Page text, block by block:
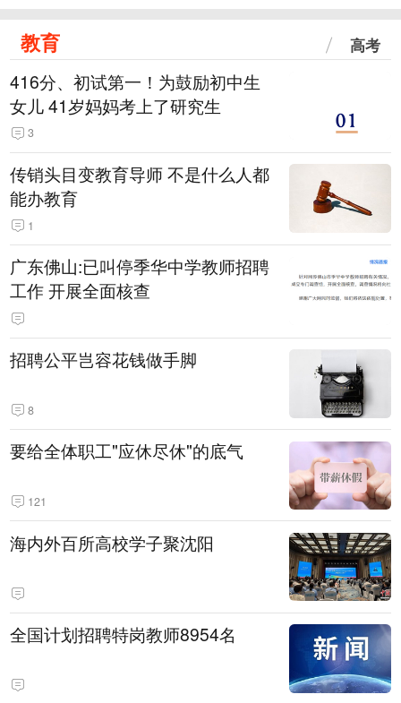
教育 高考
416分、初试第一！为鼓励初中生
女儿 41岁妈妈考上了研究生
3
传销头目变教育导师 不是什么人都
能办教育
1
广东佛山:已叫停季华中学教师招聘
工作 开展全面核查
招聘公平岂容花钱做手脚
8
要给全体职工"应休尽休"的底气
121
海内外百所高校学子聚沈阳
全国计划招聘特岗教师8954名